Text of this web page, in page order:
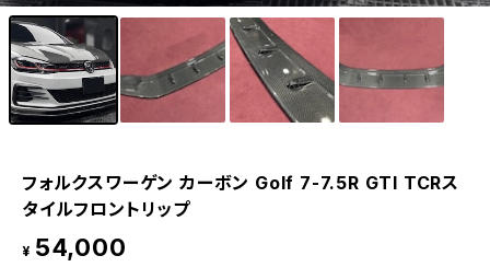
フォルクスワーゲン カーボン Golf 7-7.5R GTI TCRス
タイルフロントリップ
¥ 54,000